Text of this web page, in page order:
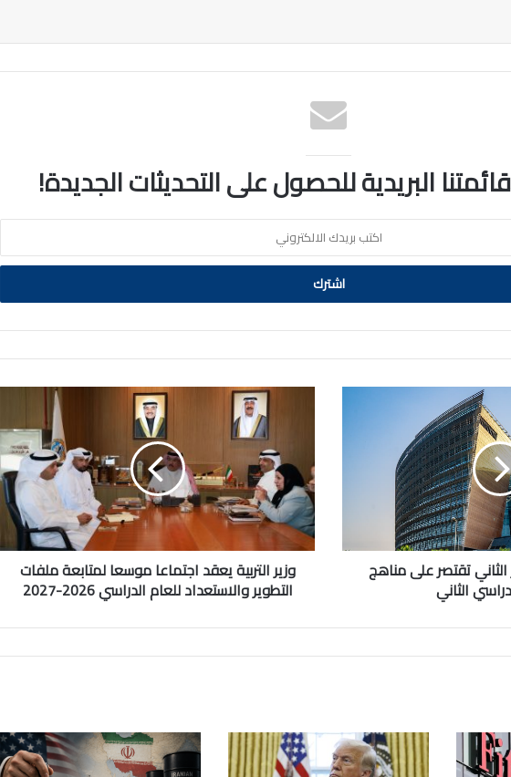
البريدية للحصول على التحديثات الجديدة!
الثاني تقتصر على مناهج
الثاني
اجتماعا
موسعا
لمتابعة
ملفات
التطوير
والاستعداد
للعام
الدراسي
2027
وزير التربية يعقد اجتماعا موسعا لمتابعة ملفات
التطوير والاستعداد للعام الدراسي 2026-2027